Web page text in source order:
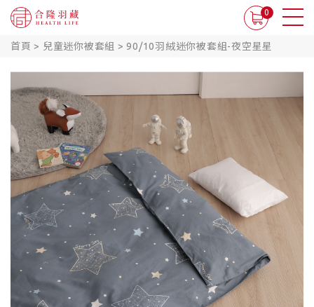
0
首頁 > 兒童迷你被套組 >90/10羽絨迷你被套組-夜空星星